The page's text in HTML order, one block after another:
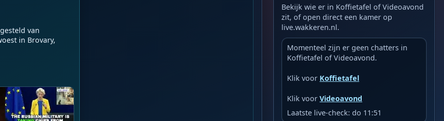
van
in Brovary,
Bekijk wie er in Koffietafel of Videoavond
zit, of open direct een kamer op
live.wakkeren.nl.
Momenteel zijn er geen chatters in
Koffietafel of Videoavond.
Klik voor Koffietafel
Klik voorVideoavond
Laatste live-check: do 11:51